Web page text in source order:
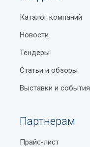
Каталог компаний
Новости
Тендеры
Статьи и обзоры
Выставки и события
Партнерам
Прайс-лист